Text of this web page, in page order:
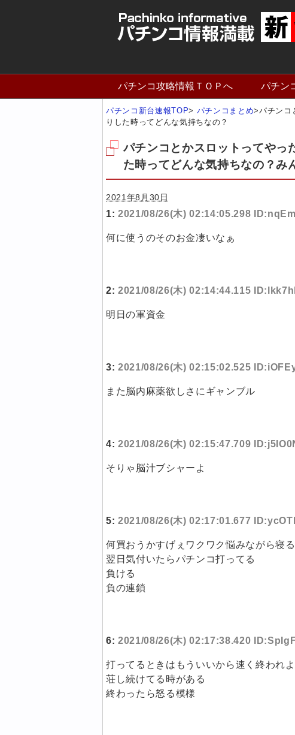
パチンコ攻略情報ＴＯＰへ パチン
パチンコ新台速報TOP> パチンコまとめ>パチンコ
りした時ってどんな気持ちなの？
パチンコとかスロットってやっ
た時ってどんな気持ちなの？み
2021年8月30日
1: 2021/08/26(木) 02:14:05.298
何に使うのそのお金凄いなぁ
2: 2021/08/26(木) 02:14:44.115
明日の軍資金
3: 2021/08/26(木) 02:15:02.525
また脳内麻薬欲しさにギャンブル
4: 2021/08/26(木) 02:15:47.709
そりゃ脳汁ブシャーよ
5: 2021/08/26(木) 02:17:01.677
何買おうかすげぇワクワク悩みながら寝る
翌日気付いたらパチンコ打ってる
負ける
負の連鎖
6: 2021/08/26(木) 02:17:38.420
打ってるときはもういいから速く終われ
荘し続けてる時がある
終わったら怒る模様